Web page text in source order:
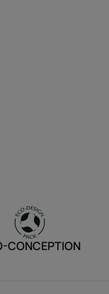
CONCEPTION